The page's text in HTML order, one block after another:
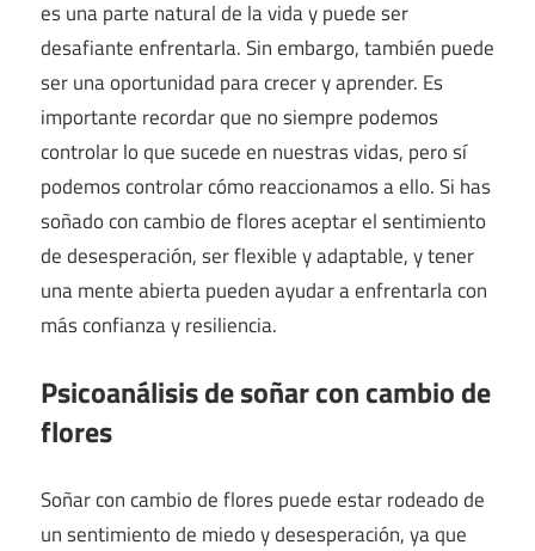
es una parte natural de la vida y puede ser
desafiante enfrentarla. Sin embargo, también puede
ser una oportunidad para crecer y aprender. Es
importante recordar que no siempre podemos
controlar lo que sucede en nuestras vidas, pero sí
podemos controlar cómo reaccionamos a ello. Si has
soñado con cambio de flores aceptar el sentimiento
de desesperación, ser flexible y adaptable, y tener
una mente abierta pueden ayudar a enfrentarla con
más confianza y resiliencia.
Psicoanálisis de soñar con cambio de
flores
Soñar con cambio de flores puede estar rodeado de
un sentimiento de miedo y desesperación, ya que